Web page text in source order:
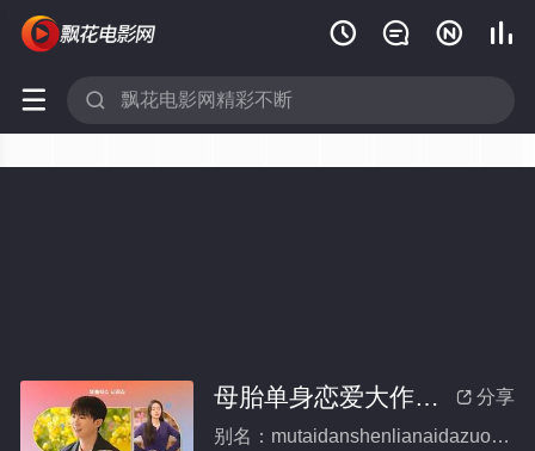
   
 
 分享
母胎单身恋爱大作战2(全集)
别名：mutaidanshenlianaidazuozhan2